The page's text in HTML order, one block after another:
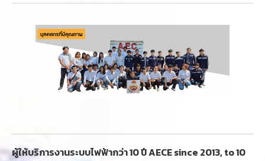
ผู้ให้บริการงานระบบไฟฟ้ากว่า 10 ปี AECE since 2013, to 10